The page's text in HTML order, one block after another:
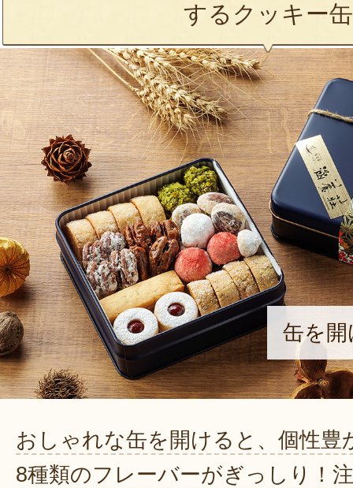
するクッキー缶
缶を
おしゃれな缶を開けると、個性豊
8種類のフレーバーがぎっしり！